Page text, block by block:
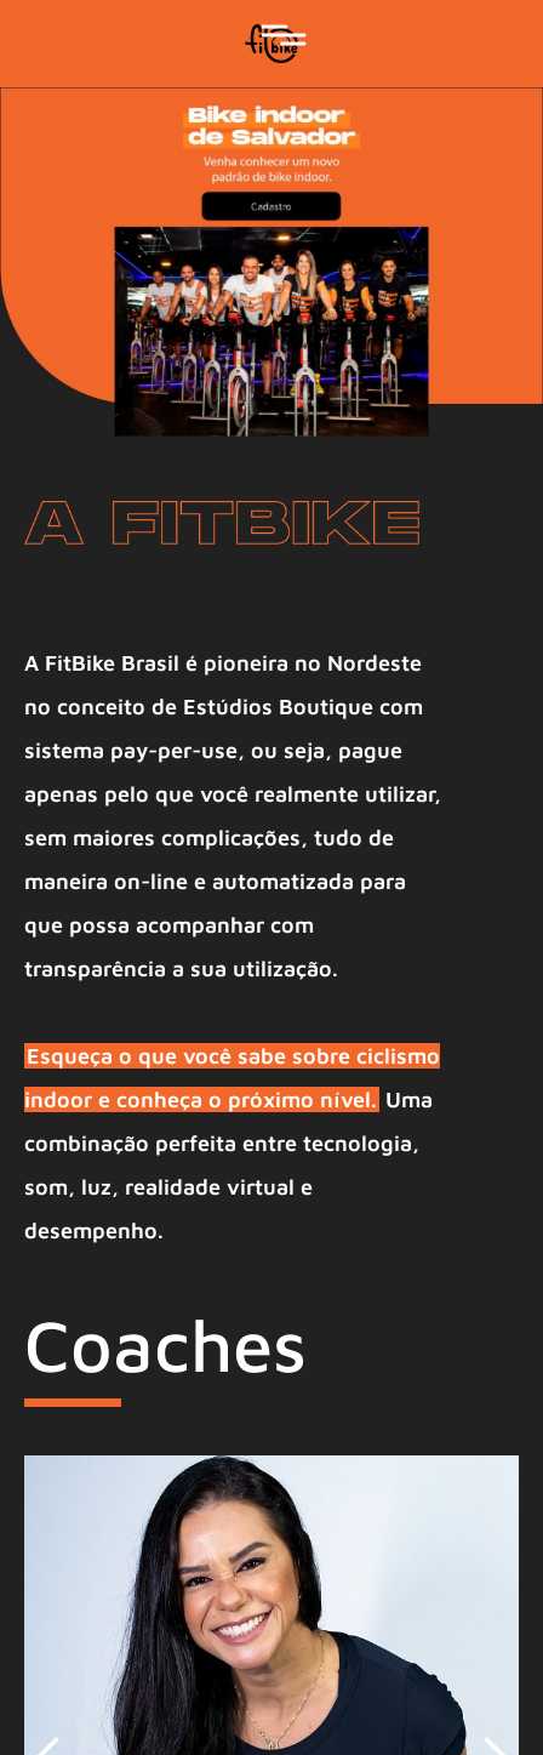
A FitBike Brasil é pioneira no Nordeste
no conceito de Estúdios Boutique com
sistema pay-per-use, ou seja, pague
apenas pelo que você realmente utilizar,
sem maiores complicações, tudo de
maneira on-line e automatizada para
que possa acompanhar com
transparência a sua utilização.
Esqueça o que você sabe sobre ciclismo
indoor e conheça o próximo nível. Uma
combinação perfeita entre tecnologia,
som, luz, realidade virtual e
desempenho.
Coaches